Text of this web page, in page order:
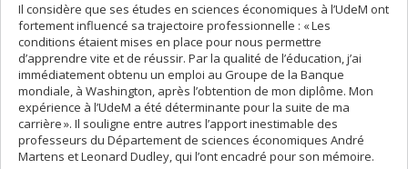
Il considère que ses études en sciences économiques à l’UdeM ont
fortement influencé sa trajectoire professionnelle : « Les
conditions étaient mises en place pour nous permettre
d’apprendre vite et de réussir. Par la qualité de l’éducation, j’ai
immédiatement obtenu un emploi au Groupe de la Banque
mondiale, à Washington, après l’obtention de mon diplôme. Mon
expérience à l’UdeM a été déterminante pour la suite de ma
carrière ». Il souligne entre autres l’apport inestimable des
professeurs du Département de sciences économiques André
Martens et Leonard Dudley, qui l’ont encadré pour son mémoire.